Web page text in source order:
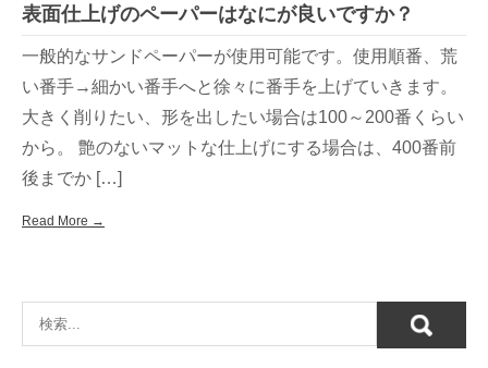
表面仕上げのペーパーはなにが良いですか？
一般的なサンドペーパーが使用可能です。使用順番、荒
い番手→細かい番手へと徐々に番手を上げていきます。
大きく削りたい、形を出したい場合は100～200番くらい
から。 艶のないマットな仕上げにする場合は、400番前
後までか […]
Read More →